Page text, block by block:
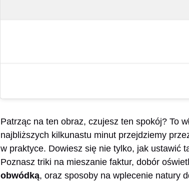
Patrząc na ten obraz, czujesz ten spokój? To
najbliższych kilkunastu minut przejdziemy
w praktyce. Dowiesz się nie tylko, jak ustawić
Poznasz triki na mieszanie faktur, dobór
obwódką, oraz sposoby na wplecenie natury